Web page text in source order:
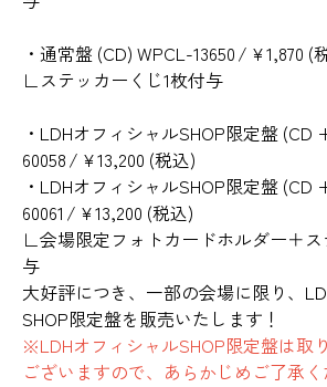
・通常盤 (CD) WPCL-13650 / ¥1,870 (
∟ステッカーくじ1枚付与
・LDHオフィシャルSHOP限定盤 (CD
60058 / ¥13,200 (税込)
・LDHオフィシャルSHOP限定盤 (CD
60061 / ¥13,200 (税込)
∟会場限定フォトカードホルダー＋
与
大好評につき、一部の会場に限り、
SHOP限定盤を販売いたします！
※LDHオフィシャルSHOP限定盤は取
ございますので、あらかじめご了承く